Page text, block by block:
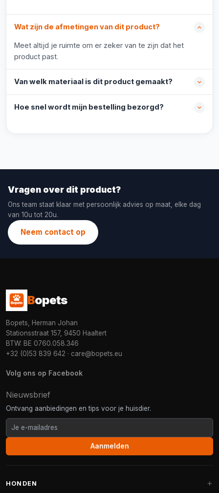
Wat zijn de afmetingen van dit product?
Meet altijd je ruimte om er zeker van te zijn dat het
product past.
Van welk materiaal is dit product gemaakt?
Hoe snel wordt mijn bestelling bezorgd?
Vragen over dit product?
Ons team staat klaar met persoonlijk advies op maat, elke dag
van 10u tot 20u.
Neem contact op
Bopets
Bopets, Herman Johan
Stationsstraat 157, 9450 Haaltert
BTW: BE 0760.058.346
+32 (0)53 839 642 · care@bopets.eu
Volg ons op Facebook
Nieuwsbrief
Ontvang aanbiedingen en tips voor je huisdier.
Aanmelden
HONDEN